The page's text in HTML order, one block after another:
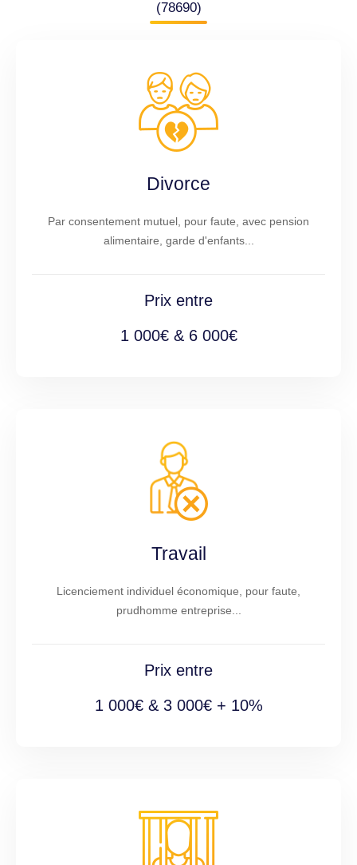
(78690)
Divorce
Par consentement mutuel, pour faute, avec pension
alimentaire, garde d'enfants...
Prix entre
1 000€ & 6 000€
Travail
Licenciement individuel économique, pour faute,
prudhomme entreprise...
Prix entre
1 000€ & 3 000€ + 10%